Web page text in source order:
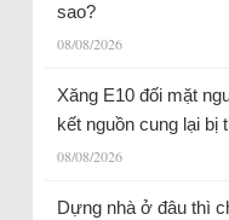
sao?
08/08/2026
Xăng E10 đối mặt
kết nguồn cung lại bị
08/08/2026
Dựng nhà ở đâu thì